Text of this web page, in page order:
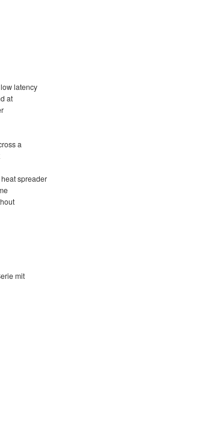
latency
at
a
spreader
mit